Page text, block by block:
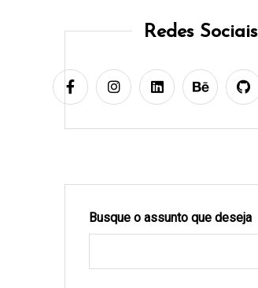
Redes Sociais
Busque o assunto que deseja